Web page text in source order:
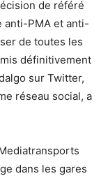
de référé
anti-PMA et anti-
de toutes les
définitivement
sur Twitter,
réseau social, a
dans les gares